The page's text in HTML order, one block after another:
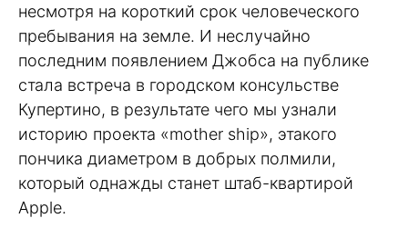
несмотря на короткий срок человеческого
пребывания на земле. И неслучайно
последним появлением Джобса на публике
стала встреча в городском консульстве
Купертино, в результате чего мы узнали
историю проекта «mother ship», этакого
пончика диаметром в добрых полмили,
который однажды станет штаб-квартирой
Apple.